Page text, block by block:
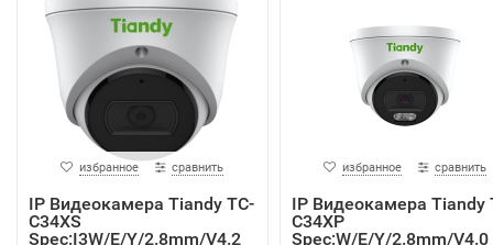
избранное сравнить
IP Видеокамера Tiandy TC-
C34XS
Spec:I3W/E/Y/2.8mm/V4.2
избранное сравнить
IP Видеокамера Tiandy
C34XP
Spec:W/E/Y/2.8mm/V4.0